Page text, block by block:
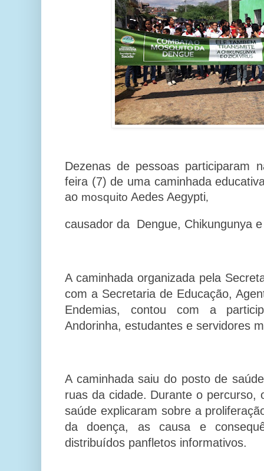
Dezenas de pessoas participaram
feira (7) de uma caminhada
ao mosquito Aedes Aegypti,
causador da Dengue, Chikungunya
A caminhada organizada pela
com a Secretaria de Educação,
Endemias, contou com a
Andorinha, estudantes e servidores
A caminhada saiu do posto de
ruas da cidade. Durante o percurso,
saúde explicaram sobre a
da doença, as causa e
distribuídos panfletos informativos.